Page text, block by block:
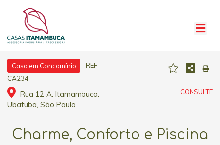
Casa em Condomínio
REF
CA234
Rua 12 A, Itamambuca,
Ubatuba, São Paulo
CONSULTE
Charme, Conforto e Piscina